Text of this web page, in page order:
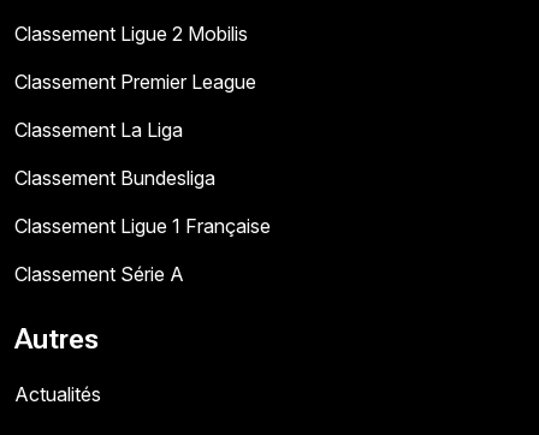
Classement Ligue 2 Mobilis
Classement Premier League
Classement La Liga
Classement Bundesliga
Classement Ligue 1 Française
Classement Série A
Autres
Actualités